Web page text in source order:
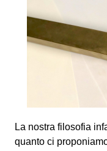
La nostra filosofia
quanto ci